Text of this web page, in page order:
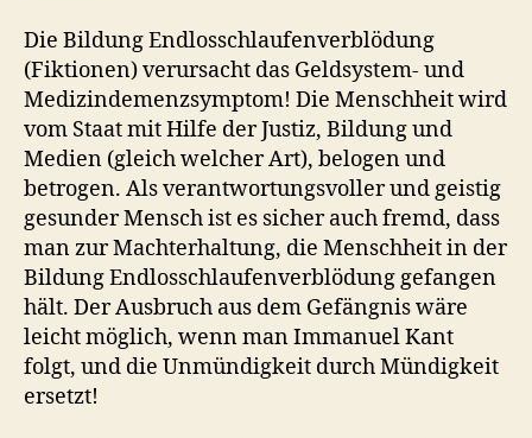
Die Bildung Endlosschlaufenverblödung
(Fiktionen) verursacht das Geldsystem- und
Medizindemenzsymptom! Die Menschheit wird
vom Staat mit Hilfe der Justiz, Bildung und
Medien (gleich welcher Art), belogen und
betrogen. Als verantwortungsvoller und geistig
gesunder Mensch ist es sicher auch fremd, dass
man zur Machterhaltung, die Menschheit in der
Bildung Endlosschlaufenverblödung gefangen
hält. Der Ausbruch aus dem Gefängnis wäre
leicht möglich, wenn man Immanuel Kant
folgt, und die Unmündigkeit durch Mündigkeit
ersetzt!